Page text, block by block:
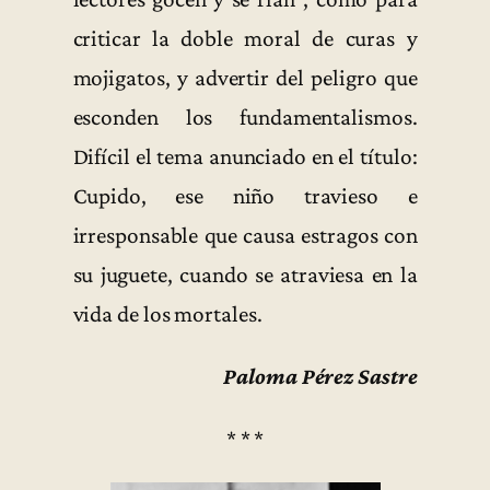
criticar la doble moral de curas y
mojigatos, y advertir del peligro que
esconden los fundamentalismos.
Difícil el tema anunciado en el título:
Cupido, ese niño travieso e
irresponsable que causa estragos con
su juguete, cuando se atraviesa en la
vida de los mortales.
Paloma Pérez Sastre
* * *